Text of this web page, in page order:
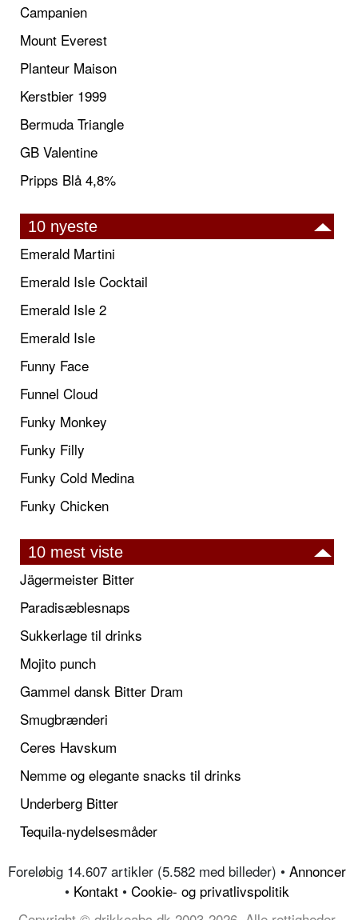
Campanien
Mount Everest
Planteur Maison
Kerstbier 1999
Bermuda Triangle
GB Valentine
Pripps Blå 4,8%
10 nyeste
Emerald Martini
Emerald Isle Cocktail
Emerald Isle 2
Emerald Isle
Funny Face
Funnel Cloud
Funky Monkey
Funky Filly
Funky Cold Medina
Funky Chicken
10 mest viste
Jägermeister Bitter
Paradisæblesnaps
Sukkerlage til drinks
Mojito punch
Gammel dansk Bitter Dram
Smugbrænderi
Ceres Havskum
Nemme og elegante snacks til drinks
Underberg Bitter
Tequila-nydelsesmåder
Foreløbig 14.607 artikler (5.582 med billeder) • Annoncer
• Kontakt • Cookie- og privatlivspolitik